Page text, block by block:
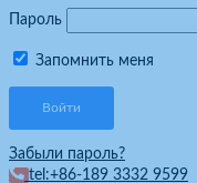
Пароль
Запомнить меня
Забыли пароль?
tel:+86-189 3332 9599